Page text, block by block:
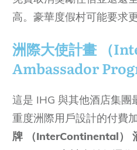
高。豪華度假村可能要求
洲際大使計畫 （
Ambassador
這是 IHG 與其他酒店集團
重度洲際用戶設計的付費
牌 （InterContinental）